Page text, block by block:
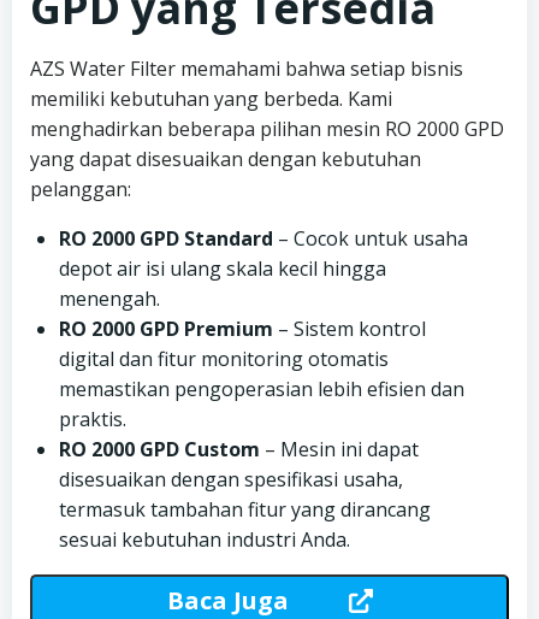
AZS Water Filter memahami bahwa setiap bisnis
memiliki kebutuhan yang berbeda. Kami
menghadirkan beberapa pilihan mesin RO 2000 GPD
yang dapat disesuaikan dengan kebutuhan
pelanggan:
RO 2000 GPD Standard – Cocok untuk usaha
depot air isi ulang skala kecil hingga
menengah.
RO 2000 GPD Premium – Sistem kontrol
digital dan fitur monitoring otomatis
memastikan pengoperasian lebih efisien dan
praktis.
RO 2000 GPD Custom – Mesin ini dapat
disesuaikan dengan spesifikasi usaha,
termasuk tambahan fitur yang dirancang
sesuai kebutuhan industri Anda.
Baca Juga